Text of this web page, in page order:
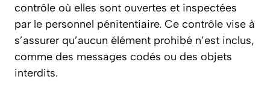
contrôle où elles sont ouvertes et inspectées
par le personnel pénitentiaire. Ce contrôle vise à
s’assurer qu’aucun élément prohibé n’est inclus,
comme des messages codés ou des objets
interdits.